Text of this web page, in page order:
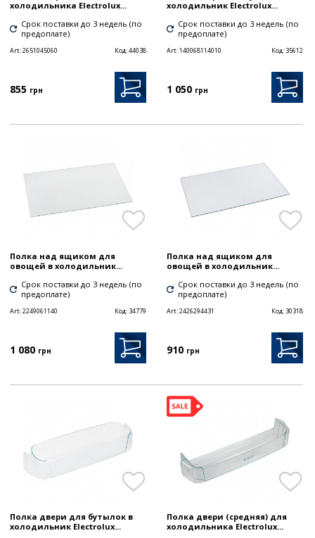
холодильника Electrolux...
Срок поставки до 3 недель (по
предоплате)
Art:2651045060 Код:44038
855 грн
холодильник Electrolux...
Срок поставки до 3 недель (по
предоплате)
Art:140068114010 Код: 35612
1 050 грн
Полка над ящиком для
овощей в холодильник...
Срок поставки до 3 недель (по
предоплате)
Art:2249061140 Код: 34779
1 080 грн
Полка над ящиком для
овощей в холодильник...
Срок поставки до 3 недель (по
предоплате)
Art:2426294431 Код: 30318
910 грн
Полка двери для бутылок в
холодильник Electrolux...
Полка двери (средняя) для
холодильника Electrolux...